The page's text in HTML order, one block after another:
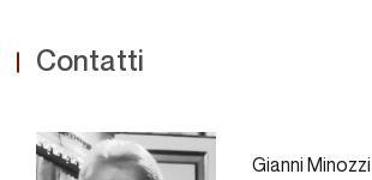
Contatti
Gianni Minozzi